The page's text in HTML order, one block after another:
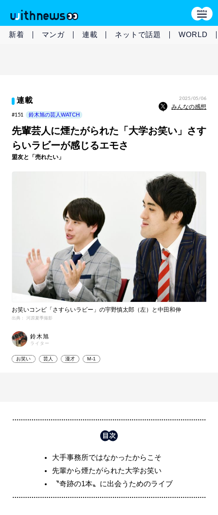
新着 マンガ 連載 ネットで話題 WORLD
連載 2025/05/06
みんなの感想
#151 鈴木旭の芸人WATCH
先輩芸人に煙たがられた「大学お笑い」さす
らいラビーが感じるエモさ
盟友と「売れたい」
お笑いコンビ「さすらいラビー」の宇野慎太郎（左）と中田和伸
出典： 河原夏季撮影
鈴木旭
ライター
お笑い 芸人 漫才 M-1
大手事務所ではなかったからこそ
先輩から煙たがられた大学お笑い
〝奇跡の1本〟に出会うためのライブ